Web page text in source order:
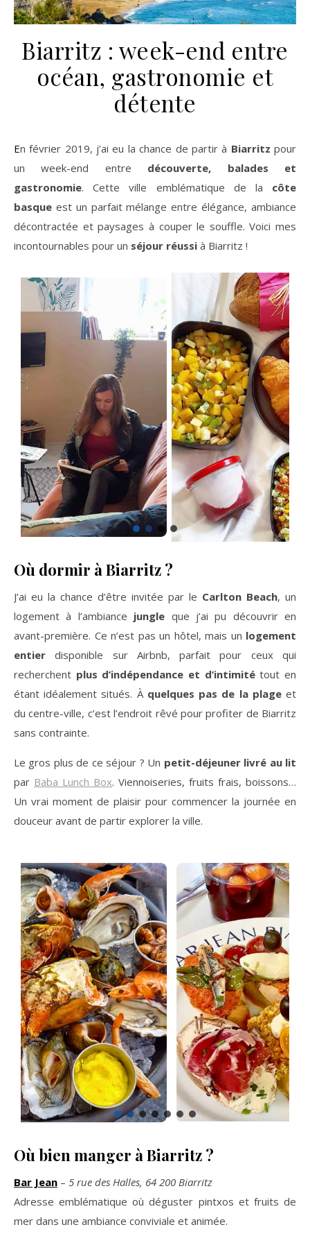
Biarritz : week-end entre
océan, gastronomie et
détente
En février 2019, j’ai eu la chance de partir à Biarritz pour
un week-end entre découverte, balades et
gastronomie. Cette ville emblématique de la côte
basque est un parfait mélange entre élégance, ambiance
décontractée et paysages à couper le souffle. Voici mes
incontournables pour un séjour réussi à Biarritz !
Où dormir à Biarritz ?
J’ai eu la chance d’être invitée par le Carlton Beach, un
logement à l’ambiance jungle que j’ai pu découvrir en
avant-première. Ce n’est pas un hôtel, mais un logement
entierdisponible sur Airbnb, parfait pour ceux qui
recherchent plus d’indépendance et d’intimitétout en
étant idéalement situés. À quelques pas de la plageet
du centre-ville, c’est l’endroit rêvé pour profiter de Biarritz
sans contrainte.
Le gros plus de ce séjour ? Un petit-déjeuner livré au lit
par Baba Lunch Box. Viennoiseries, fruits frais, boissons…
Un vrai moment de plaisir pour commencer la journée en
douceur avant de partir explorer la ville.
Où bien manger à Biarritz ?
Bar Jean – 5 rue des Halles, 64 200 Biarritz
Adresse emblématique où déguster pintxos et fruits de
mer dans une ambiance conviviale et animée.